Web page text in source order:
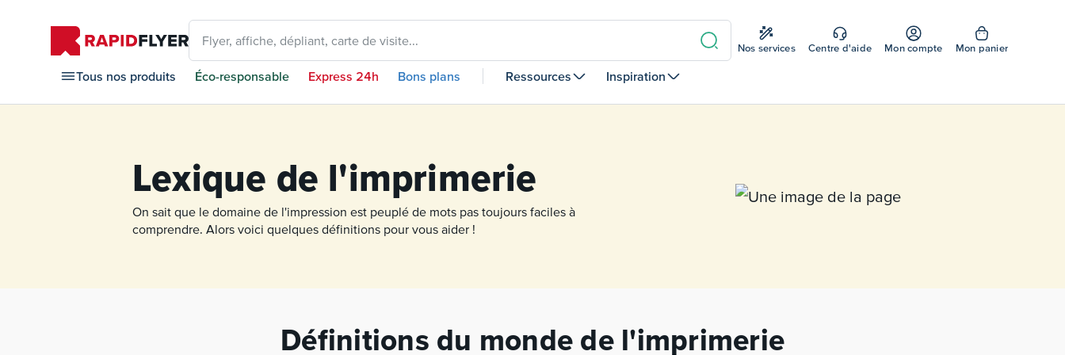
Flyer, affiche, dépliant, carte de visite...
Nos services Centre d'aide Mon compte Mon panier
Tous nos produits Éco-responsable Express 24h Bons plans Ressources Inspiration
Lexique de l'imprimerie
On sait que le domaine de l'impression est peuplé de mots pas toujours faciles à
comprendre. Alors voici quelques définitions pour vous aider !
Définitions du monde de l'imprimerie